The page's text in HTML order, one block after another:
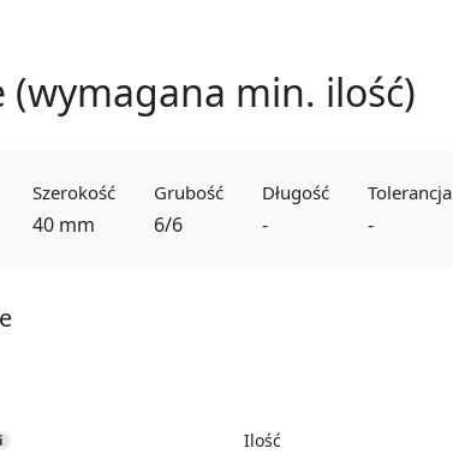
(wymagana min. ilość)
Szerokość
40 mm
Grubość
6/6
Długość
-
Tolerancja
-
Ilość